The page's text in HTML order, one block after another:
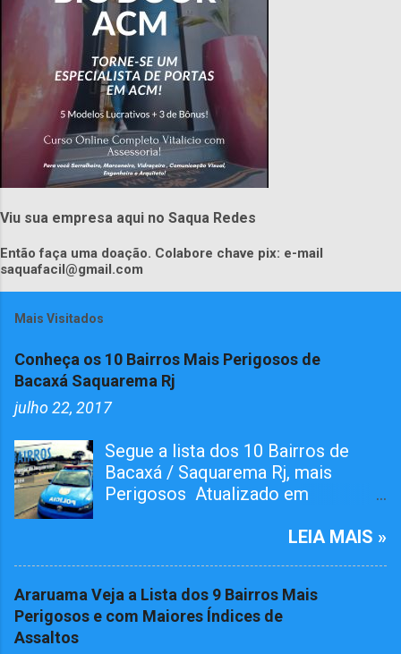
Viu sua empresa aqui no Saqua Redes
Então faça uma doação. Colabore chave pix: e-mail
saquafacil@gmail.com
Mais Visitados
Conheça os 10 Bairros Mais Perigosos de
Bacaxá Saquarema Rj
julho 22, 2017
Segue a lista dos 10 Bairros de
Bacaxá / Saquarema Rj, mais
Perigosos Atualizado em
Tiroteiro essa semana, não esta na
com agentes da 124º Dp,
realizaram várias incursões. Afim
LEIA MAIS »
Araruama Veja a Lista dos 9 Bairros Mais
Perigosos e com Maiores Índices de
Assaltos